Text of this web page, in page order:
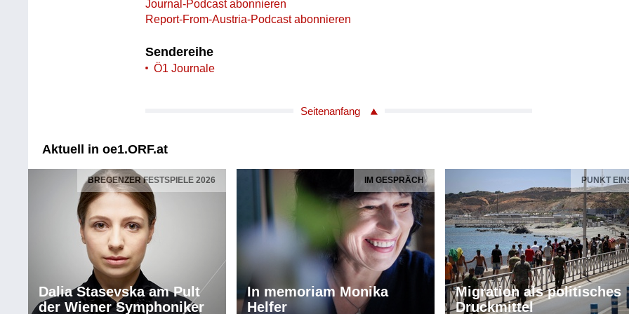
Journal-Podcast abonnieren
Report-From-Austria-Podcast abonnieren
Sendereihe
Ö1 Journale
Seitenanfang
Aktuell in oe1.ORF.at
BREGENZER FESTSPIELE 2026
Dalia Stasevska am Pult
der Wiener Symphoniker
IM GESPRÄCH
In memoriam Monika
Helfer
PUNKT
Migration als politisches
Druckmittel